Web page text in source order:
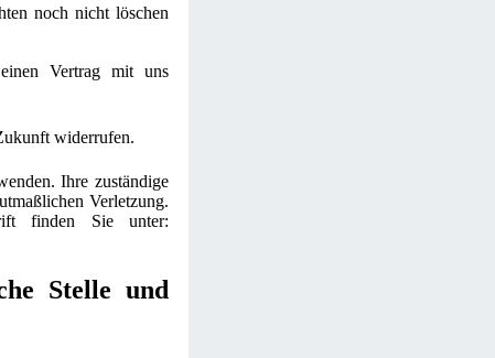
noch nicht löschen
Vertrag mit uns
widerrufen.
Ihre zuständige
Verletzung.
finden Sie unter:
Stelle und